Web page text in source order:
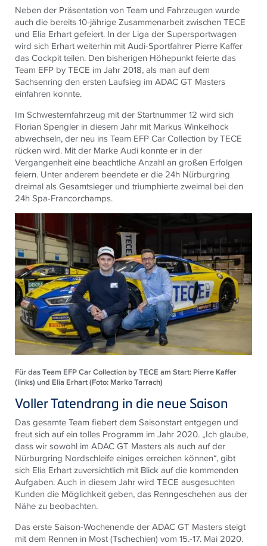
Neben der Präsentation von Team und Fahrzeugen wurde
auch die bereits 10-jährige Zusammenarbeit zwischenTECE
und Elia Erhart gefeiert. In der Liga der Supersportwagen
wird sich Erhart weiterhin mit Audi-Sportfahrer Pierre Kaffer
das Cockpit teilen. Den bisherigen Höhepunkt feierte das
Team EFP byTECE im Jahr 2018, als man auf dem
Sachsenring den ersten Laufsieg im ADAC GT Masters
einfahren konnte.
Im Schwesternfahrzeug mit der Startnummer 12 wird sich
Florian Spengler in diesem Jahr mit Markus Winkelhock
abwechseln, der neu ins Team EFP Car Collection byTECE
rücken wird. Mit der Marke Audi konnte er in der
Vergangenheit eine beachtliche Anzahl an großen Erfolgen
feiern. Unter anderem beendete er die 24h Nürburgring
dreimal als Gesamtsieger und triumphierte zweimal bei den
24h Spa-Francorchamps.
Für das Team EFP Car Collection by TECE am Start: Pierre Kaffer
(links) und Elia Erhart (Foto: Marko Tarrach)
Voller Tatendrang in die neue Saison
Das gesamte Team fiebert dem Saisonstart entgegen und
freut sich auf ein tolles Programm im Jahr 2020. „Ich glaube,
dass wir sowohl im ADAC GT Masters als auch auf der
Nürburgring Nordschleife einiges erreichen können“, gibt
sich Elia Erhart zuversichtlich mit Blick auf die kommenden
Aufgaben. Auch in diesem Jahr wird TECE ausgesuchten
Kunden die Möglichkeit geben, das Renngeschehen aus der
Nähe zu beobachten.
Das erste Saison-Wochenende der ADAC GT Masters steigt
mit dem Rennen in Most (Tschechien) vom 15.-17. Mai 2020.